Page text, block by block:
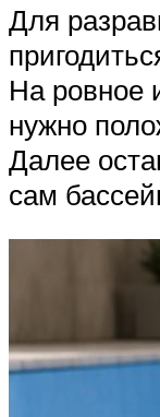
Для
На ровное
нужно
Далее
сам